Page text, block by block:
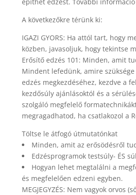
A következőkre térünk ki:
IGAZI GYORS: Ha attól tart, hogy
közben, javasoljuk, hogy tekintse
Erősítő edzés 101: Minden, amit
Mindent lefedünk, amire
edzés megkezdéséhez, kezdve a
kezdősúly ajánlásoktól és a
szolgáló megfelelő
megragadhatod, ha csatlakozol a
Töltse le átfogó útmutatónkat
Minden, amit az erősödésről
Edzésprogramok testsúly- ÉS
Hogyan lehet megtalálni a
és megfelelően edzeni egyben.
MEGJEGYZÉS: Nem vagyok orvos